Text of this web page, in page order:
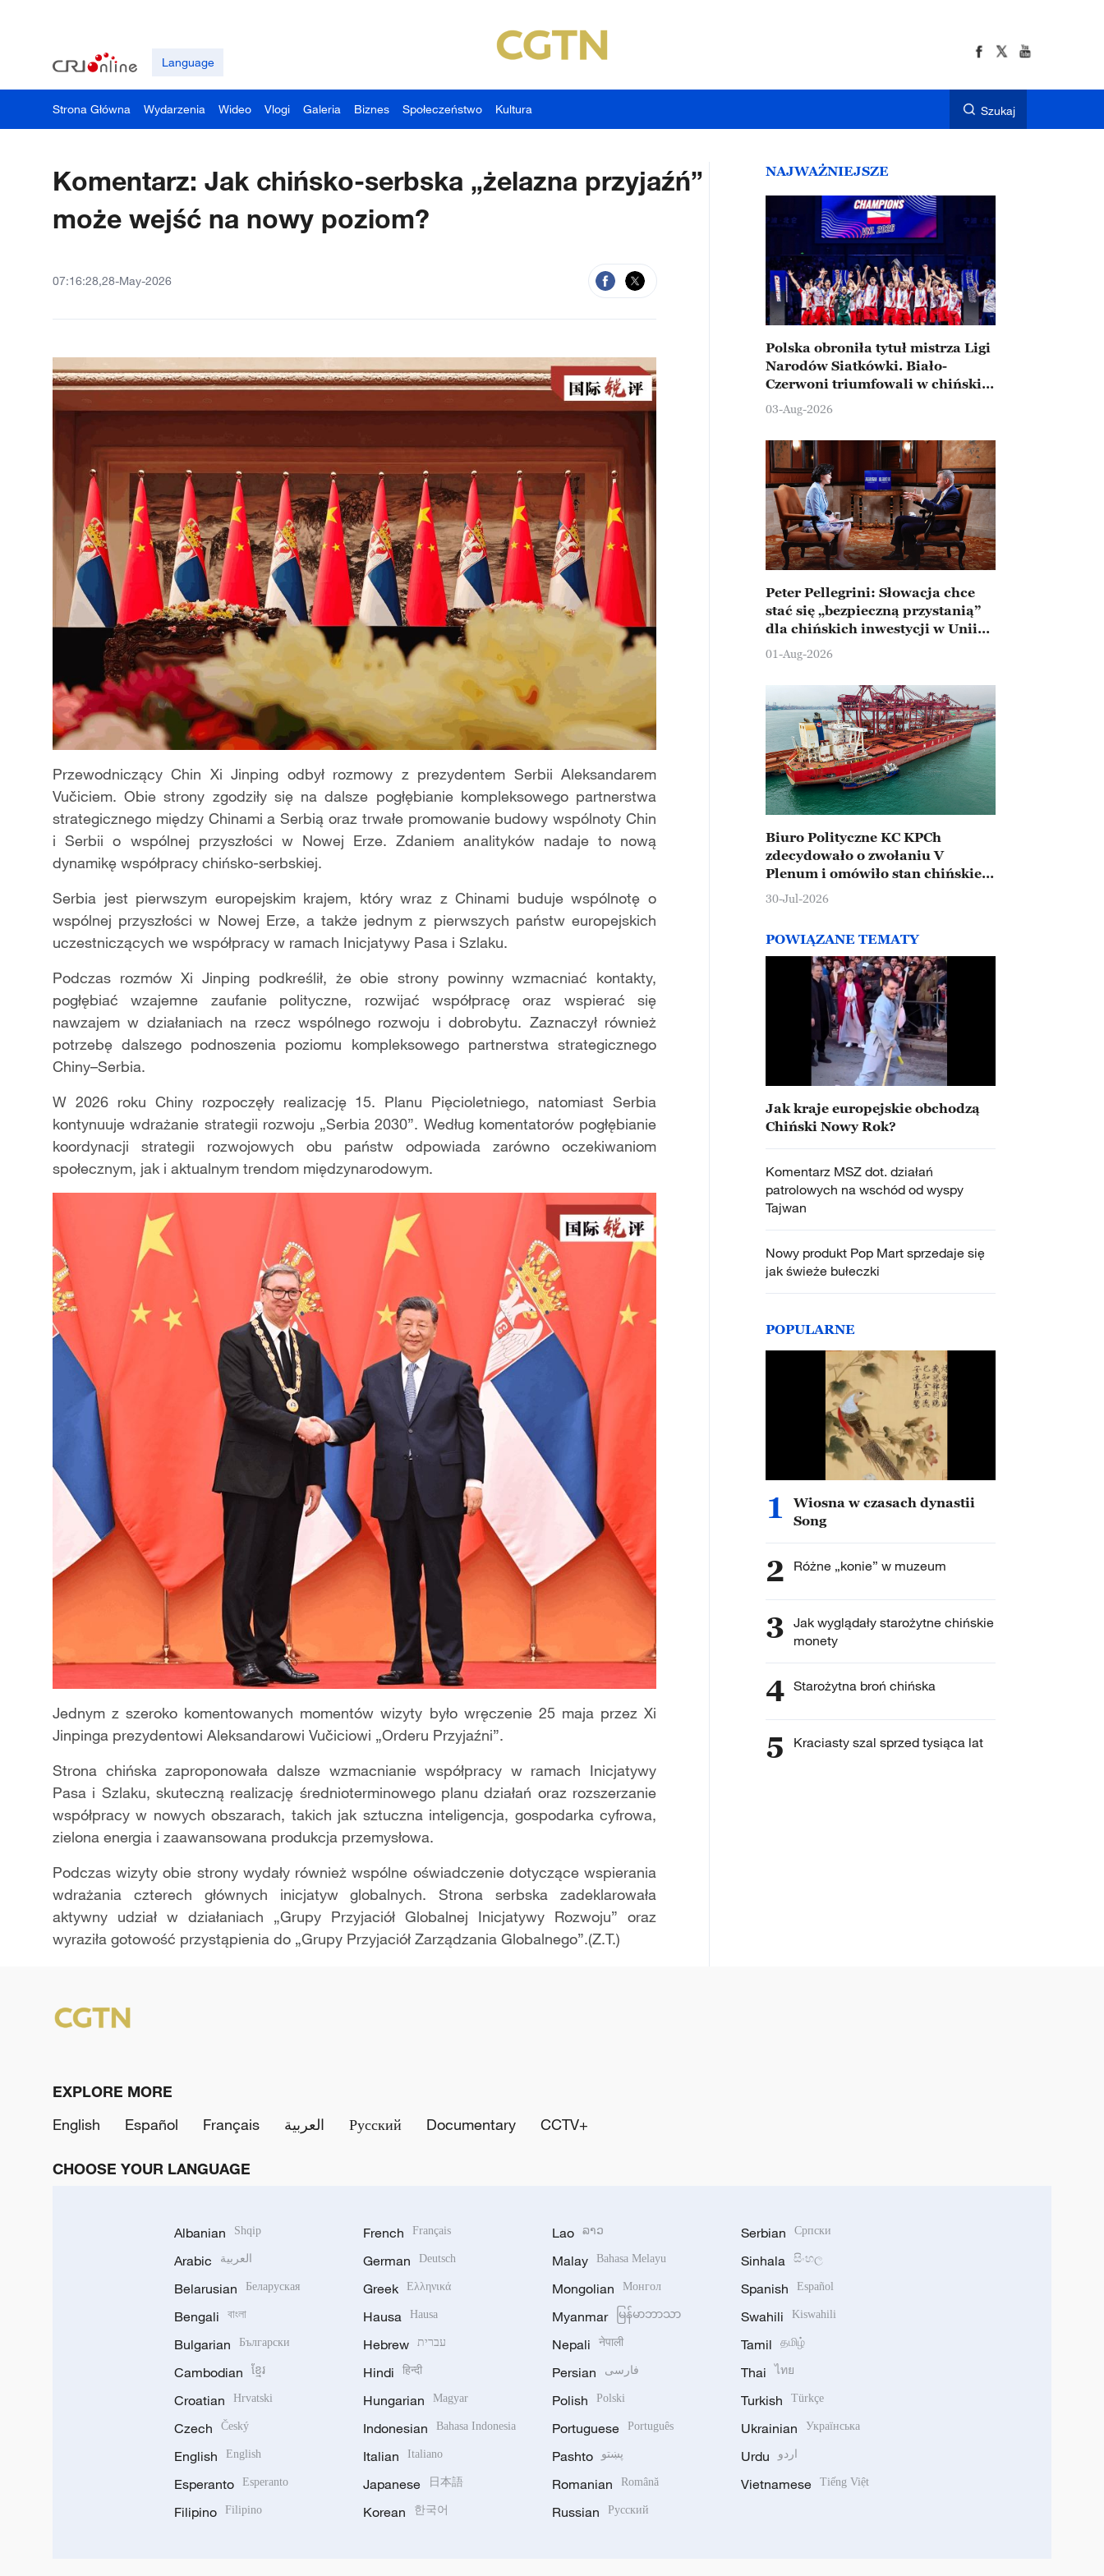
Language
Strona Główna Wydarzenia Wideo Vlogi Galeria Biznes Społeczeństwo Kultura Szukaj
Komentarz: Jak chińsko-serbska „żelazna przyjaźń”
może wejść na nowy poziom?
07:16:28,28-May-2026
Przewodniczący Chin Xi Jinping odbył rozmowy z prezydentem Serbii Aleksandarem
Vučiciem. Obie strony zgodziły się na dalsze pogłębianie kompleksowego partnerstwa
strategicznego między Chinami a Serbią oraz trwałe promowanie budowy wspólnoty Chin
i Serbii o wspólnej przyszłości w Nowej Erze. Zdaniem analityków nadaje to nową
dynamikę współpracy chińsko-serbskiej.
Serbia jest pierwszym europejskim krajem, który wraz z Chinami buduje wspólnotę o
wspólnej przyszłości w Nowej Erze, a także jednym z pierwszych państw europejskich
uczestniczących we współpracy w ramach Inicjatywy Pasa i Szlaku.
Podczas rozmów Xi Jinping podkreślił, że obie strony powinny wzmacniać kontakty,
pogłębiać wzajemne zaufanie polityczne, rozwijać współpracę oraz wspierać się
nawzajem w działaniach na rzecz wspólnego rozwoju i dobrobytu. Zaznaczył również
potrzebę dalszego podnoszenia poziomu kompleksowego partnerstwa strategicznego
Chiny–Serbia.
W 2026 roku Chiny rozpoczęły realizację 15. Planu Pięcioletniego, natomiast Serbia
kontynuuje wdrażanie strategii rozwoju „Serbia 2030”. Według komentatorów pogłębianie
koordynacji strategii rozwojowych obu państw odpowiada zarówno oczekiwaniom
społecznym, jak i aktualnym trendom międzynarodowym.
Jednym z szeroko komentowanych momentów wizyty było wręczenie 25 maja przez Xi
Jinpinga prezydentowi Aleksandarowi Vučiciowi „Orderu Przyjaźni”.
Strona chińska zaproponowała dalsze wzmacnianie współpracy w ramach Inicjatywy
Pasa i Szlaku, skuteczną realizację średnioterminowego planu działań oraz rozszerzanie
współpracy w nowych obszarach, takich jak sztuczna inteligencja, gospodarka cyfrowa,
zielona energia i zaawansowana produkcja przemysłowa.
Podczas wizyty obie strony wydały również wspólne oświadczenie dotyczące wspierania
wdrażania czterech głównych inicjatyw globalnych. Strona serbska zadeklarowała
aktywny udział w działaniach „Grupy Przyjaciół Globalnej Inicjatywy Rozwoju” oraz
wyraziła gotowość przystąpienia do „Grupy Przyjaciół Zarządzania Globalnego”.(Z.T.)
NAJWAŻNIEJSZE
Polska obroniła tytuł mistrza Ligi
Narodów Siatkówki. Biało-
Czerwoni triumfowali w chińskim
Ningbo
03-Aug-2026
Peter Pellegrini: Słowacja chce
stać się „bezpieczną przystanią”
dla chińskich inwestycji w Unii
Europejskiej
01-Aug-2026
Biuro Polityczne KC KPCh
zdecydowało o zwołaniu V
Plenum i omówiło stan chińskiej
gospodarki
30-Jul-2026
POWIĄZANE TEMATY
Jak kraje europejskie obchodzą
Chiński Nowy Rok?
Komentarz MSZ dot. działań
patrolowych na wschód od wyspy
Tajwan
Nowy produkt Pop Mart sprzedaje się
jak świeże bułeczki
POPULARNE
1
Wiosna w czasach dynastii
Song
2 Różne „konie” w muzeum
3 Jak wyglądały starożytne chińskie
monety
4 Starożytna broń chińska
5 Kraciasty szal sprzed tysiąca lat
EXPLORE MORE
English
Español Français العربية Русский Documentary CCTV+
CHOOSE YOUR LANGUAGE
Albanian Shqip
Arabic العربية
Belarusian Беларуская
Bengali বাংলা
Bulgarian Български
Cambodian ខ្មែរ
Croatian Hrvatski
Czech Český
English English
Esperanto Esperanto
Filipino Filipino
French Français
German Deutsch
Greek Ελληνικά
Hausa Hausa
Hebrew עברית
Hindi हिन्दी
Hungarian Magyar
Indonesian Bahasa Indonesia
Italian Italiano
Japanese 日本語
Korean 한국어
Lao ລາວ
Malay Bahasa Melayu
Mongolian Монгол
Myanmar မြန်မာဘာသာ
Nepali नेपाली
Persian فارسی
Polish Polski
Portuguese Português
Pashto پښتو
Romanian Română
Russian Русский
Serbian Српски
Sinhala සිංහල
Spanish Español
Swahili Kiswahili
Tamil தமிழ்
Thai ไทย
Turkish Türkçe
Ukrainian Українська
Urdu اردو
Vietnamese Tiếng Việt